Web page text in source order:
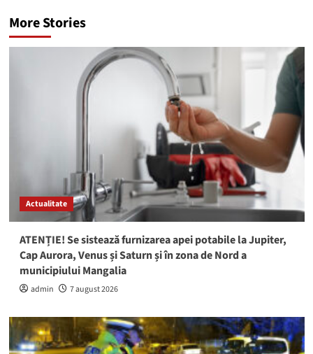
More Stories
Actualitate
ATENȚIE! Se sistează furnizarea apei potabile la Jupiter,
Cap Aurora, Venus și Saturn și în zona de Nord a
municipiului Mangalia
admin 7 august 2026